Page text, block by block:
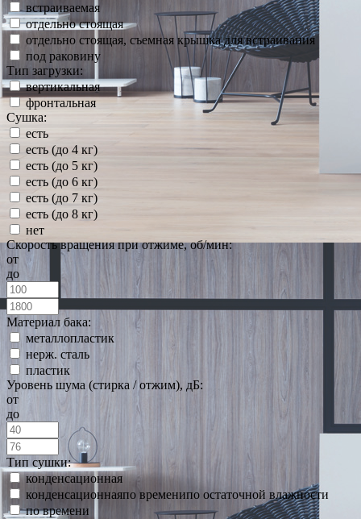
встраиваемая
отдельно стоящая
отдельно стоящая, съемная крышка для встраивания
под раковину
Тип загрузки:
вертикальная
фронтальная
Сушка:
есть
есть (до 4 кг)
есть (до 5 кг)
есть (до 6 кг)
есть (до 7 кг)
есть (до 8 кг)
нет
Скорость вращения при отжиме, об/мин:
от
до
Материал бака:
металлопластик
нерж. сталь
пластик
Уровень шума (стирка / отжим), дБ:
от
до
Тип сушки:
конденсационная
конденсационнаяпо временипо остаточной влажности
по времени